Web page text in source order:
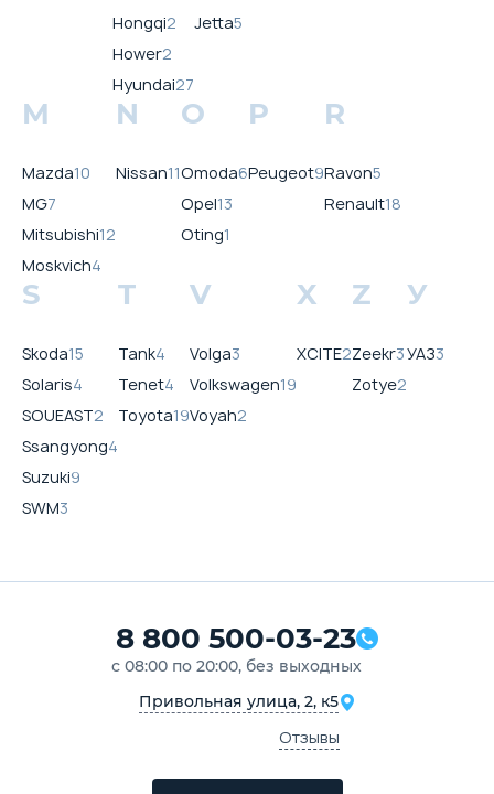
Hongqi2
Hower2
Hyundai27
Jetta5
M
Mazda10
MG7
Mitsubishi12
Moskvich4
N
Nissan11
O
Omoda6
Opel13
Oting1
P
Peugeot9
R
Ravon5
Renault18
S
Skoda15
Solaris4
SOUEAST2
Ssangyong4
Suzuki9
SWM3
T
Tank4
Tenet4
Toyota19
V
Volga3
Volkswagen19
Voyah2
X
XCITE2
Z
Zeekr3
Zotye2
У
УАЗ3
8 800 500-03-23
с 08:00 по 20:00, без выходных
Привольная улица, 2, к5
Отзывы